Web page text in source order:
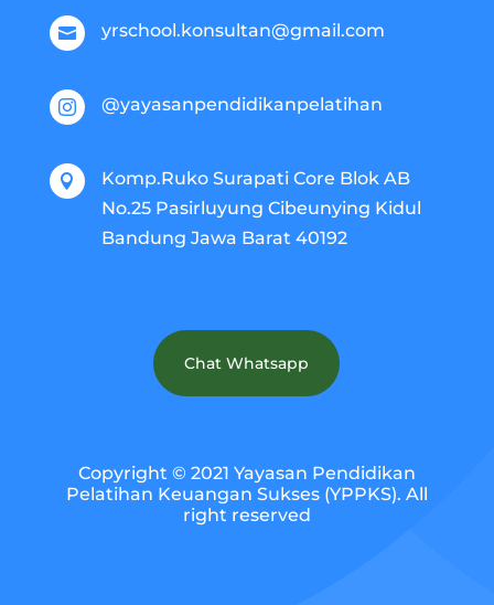
 yrschool.konsultan@gmail.com
 @yayasanpendidikanpelatihan

Komp.Ruko Surapati Core Blok AB
No.25 Pasirluyung Cibeunying Kidul
Bandung Jawa Barat 40192
Chat Whatsapp
Copyright © 2021 Yayasan Pendidikan
Pelatihan Keuangan Sukses (YPPKS). All
right reserved